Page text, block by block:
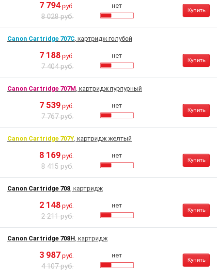
7 794 руб.
8 028 руб.
нет
Купить
Canon Cartridge 707C, картридж голубой
7 188 руб.
7 404 руб.
нет
Купить
Canon Cartridge 707M, картридж пурпурный
7 539 руб.
7 767 руб.
нет
Купить
Canon Cartridge 707Y, картридж желтый
8 169 руб.
8 415 руб.
нет
Купить
Canon Cartridge 708, картридж
2 148 руб.
2 211 руб.
нет
Купить
Canon Cartridge 708H, картридж
3 987 руб.
4 107 руб.
нет
Купить